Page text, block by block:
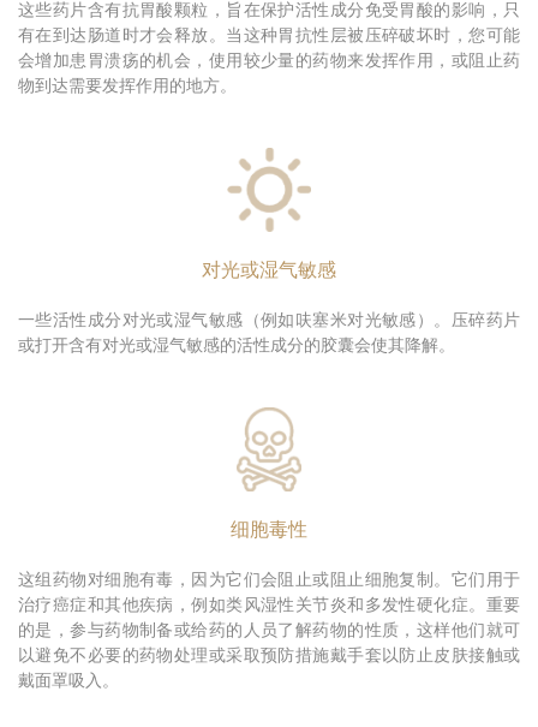
这些药片含有抗胃酸颗粒，旨在保护活性成分免受胃酸的影响，只
有在到达肠道时才会释放。当这种胃抗性层被压碎破坏时，您可能
会增加患胃溃疡的机会，使用较少量的药物来发挥作用，或阻止药
物到达需要发挥作用的地方。
对光或湿气敏感
一些活性成分对光或湿气敏感（例如呋塞米对光敏感）。压碎药片
或打开含有对光或湿气敏感的活性成分的胶囊会使其降解。
细胞毒性
这组药物对细胞有毒，因为它们会阻止或阻止细胞复制。它们用于
治疗癌症和其他疾病，例如类风湿性关节炎和多发性硬化症。重要
的是，参与药物制备或给药的人员了解药物的性质，这样他们就可
以避免不必要的药物处理或采取预防措施戴手套以防止皮肤接触或
戴面罩吸入。